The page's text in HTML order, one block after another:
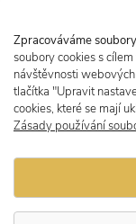
Zpracováváme
soubory cookies s
návštěvnosti
tlačítka "Upravit
cookies, které se mají
Zásady používání
Zpravodaj Rodina
Sledujte nás